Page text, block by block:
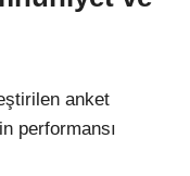
anket
performansı